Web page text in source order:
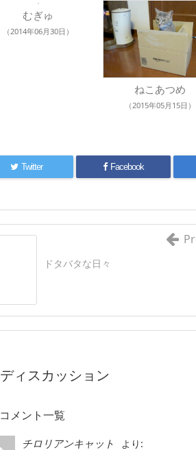
むぎゅ
（2014年06月30日）
ねこあつめ
（2015年05月15日）
Twitter Facebook
ドタバタな日々
ディスカッション
コメント一覧
チロリアンキャット
より: